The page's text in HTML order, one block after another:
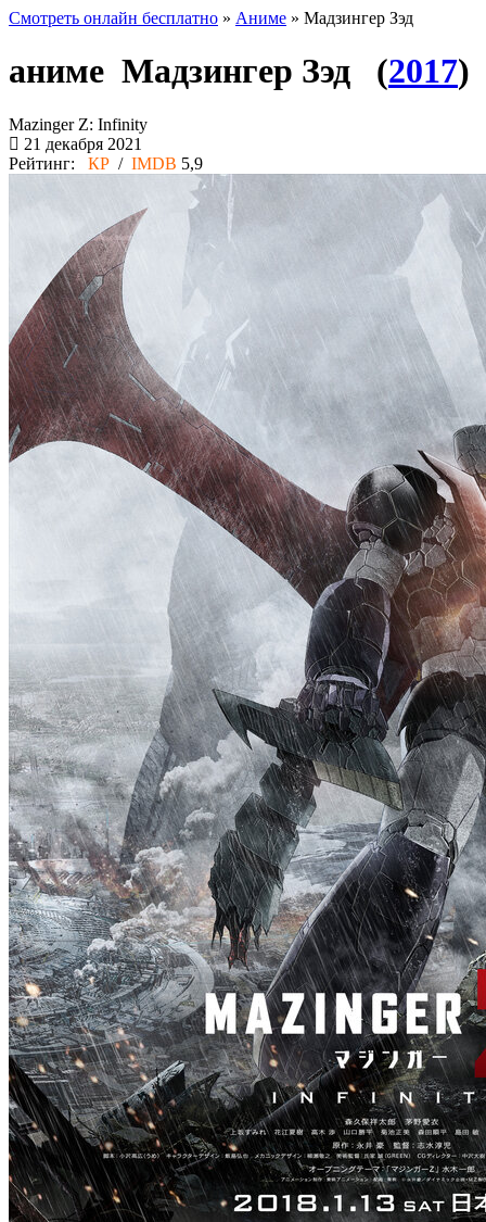
Смотреть онлайн бесплатно » Аниме » Мадзингер Зэд
аниме Мадзингер Зэд (2017)
Mazinger Z: Infinity
21 декабря 2021
Рейтинг: КР / IMDB 5,9